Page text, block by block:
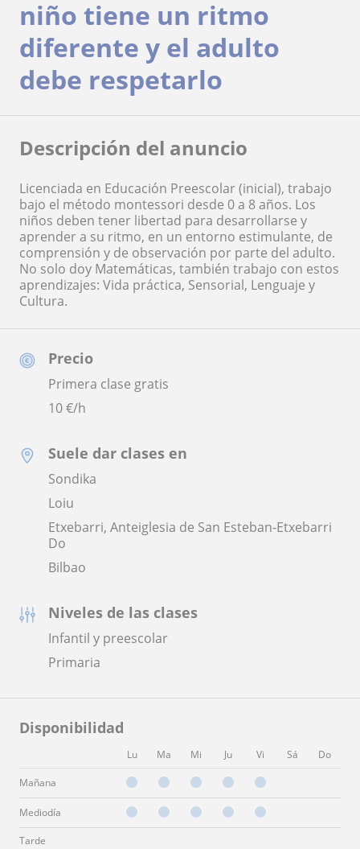
Precio
Primera clase gratis
10€/h
Suele dar clases en
Sondika
Loiu
Etxebarri, Anteiglesia de San Esteban-Etxebarri
Do
Bilbao
Niveles de las clases
Infantil y preescolar
Primaria
Disponibilidad
Lu Ma Mi Ju Vi Sá Do
Mañana
Mediodía
Tarde
niño tiene un ritmo
diferente y el adulto
debe respetarlo
Descripción del anuncio
Licenciada en Educación Preescolar (inicial), trabajo
bajo el método montessori desde 0 a 8 años. Los
niños deben tener libertad para desarrollarse y
aprender a su ritmo, en un entorno estimulante, de
comprensión y de observación por parte del adulto.
No solo doy Matemáticas, también trabajo con estos
aprendizajes: Vida práctica, Sensorial, Lenguaje y
Cultura.